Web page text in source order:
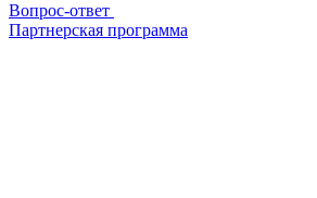
Вопрос-ответ
Партнерская программа